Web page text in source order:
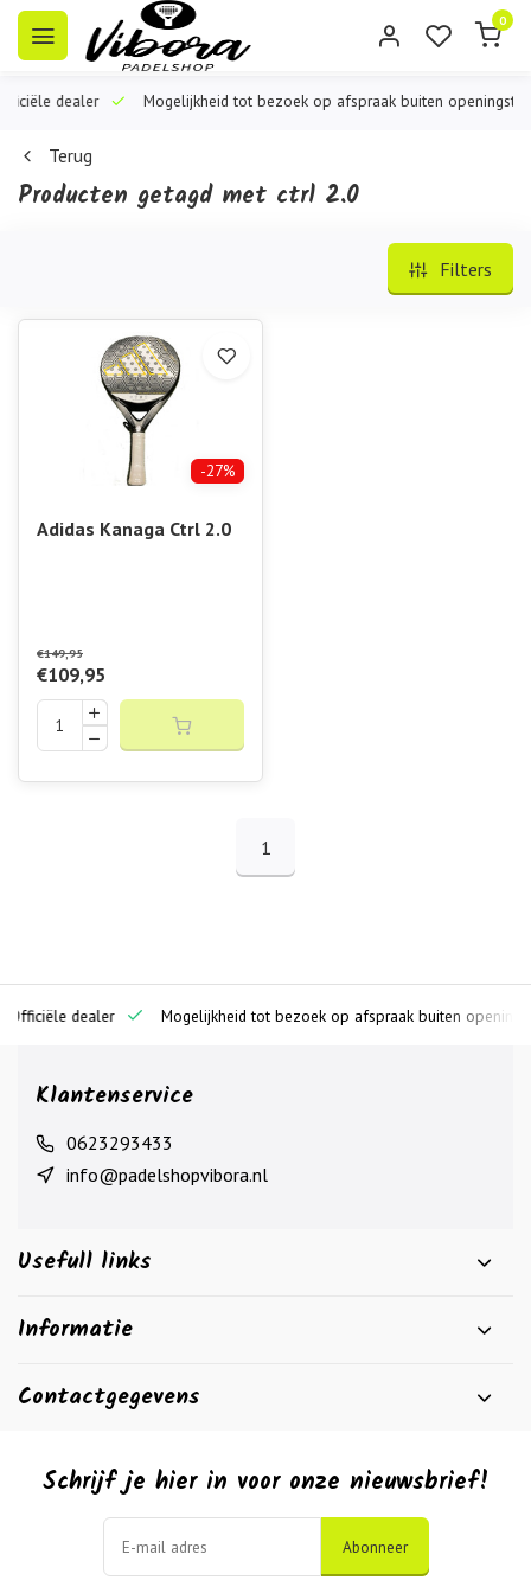
0
dealer Mogelijkheid tot bezoek op afspraak buiten openingstijden
Terug
Producten getagd met ctrl 2.0
Filters
-27%
Adidas Kanaga Ctrl 2.0
€149,95
€109,95
1
dealer Mogelijkheid tot bezoek op afspraak buiten openingstijden
Klantenservice
0623293433
info@padelshopvibora.nl
Usefull links
Informatie
Contactgegevens
Schrijf je hier in voor onze nieuwsbrief!
Abonneer